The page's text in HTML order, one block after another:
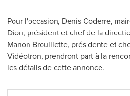
Pour l'occasion, Denis Coderre,
Dion, président et chef de la
Manon Brouillette, présidente et
Vidéotron, prendront part à la
les détails de cette annonce.